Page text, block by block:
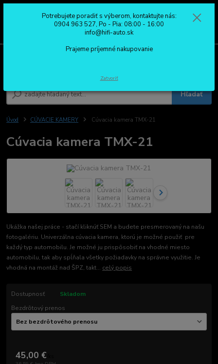
Hľadať
0904 963 527
Po - Pia: 08:00 - 16:00
Úvod CÚVACIE KAMERY Cúvacia kamera TMX-21
Cúvacia kamera TMX-21
Ukážka našej práce - stačí kliknúť SEM a budete presmerovaný na našu
fotogalériu. Univerzálna cúvacia kamera, ktorú je možné použiť pre
každý typ automobilu. Je možné ju prispôsobiť na vhodné miesto
automobilu, tak aby spĺňala všetky požiadavky na správne využitie. Je
vhodná na montáž nad ŠPZ, takt... celý popis
Dostupnosť
Skladom
Bezdrôtový prenos
45,00 €
Potrebujete poradiť s výberom, kontaktujte nás:
0904 963 527, Po - Pia: 08:00 - 16:00
info@hifi-auto.sk
Prajeme príjemné nakupovanie
Zatvoriť